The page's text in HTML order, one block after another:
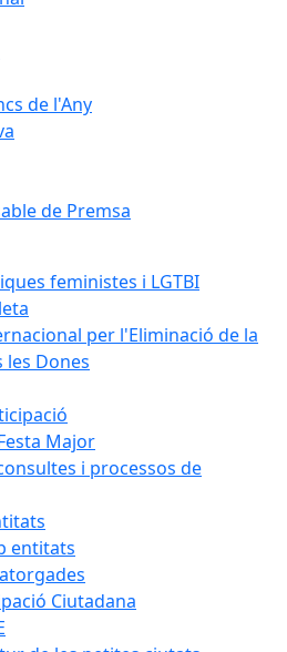
de l'Any
de Premsa
feministes i LGTBI
per l'Eliminació de la
les Dones
Major
i processos de
entitats
Ciutadana